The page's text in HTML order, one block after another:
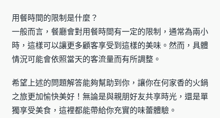
用餐時間的限制是什麼？
一般而言，餐廳會對用餐時間有一定的限制，通常為兩小
時，這樣可以讓更多顧客享受到這樣的美味。然而，具體
情況可能會依照當天的客流量而有所調整。
希望上述的問題解答能夠幫助到你，讓你在何家香的火鍋
之旅更加愉快美好！無論是與親朋好友共享時光，還是單
獨享受美食，這裡都能帶給你充實的味蕾體驗。